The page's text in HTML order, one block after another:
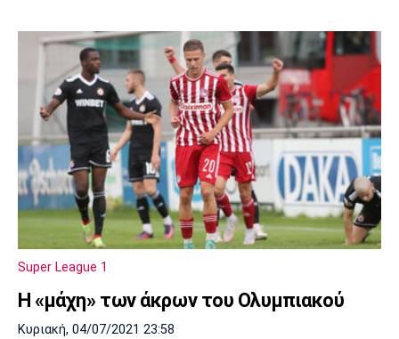
Super League 1
Η «μάχη» των άκρων του Ολυμπιακού
Κυριακή, 04/07/2021 23:58